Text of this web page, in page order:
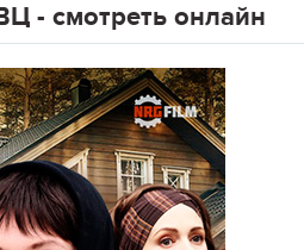
- смотреть онлайн